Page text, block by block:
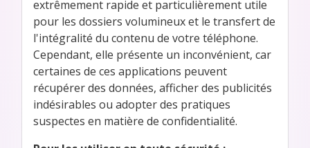
extrêmement rapide et particulièrement utile
pour les dossiers volumineux et le transfert de
l'intégralité du contenu de votre téléphone.
Cependant, elle présente un inconvénient, car
certaines de ces applications peuvent
récupérer des données, afficher des publicités
indésirables ou adopter des pratiques
suspectes en matière de confidentialité.